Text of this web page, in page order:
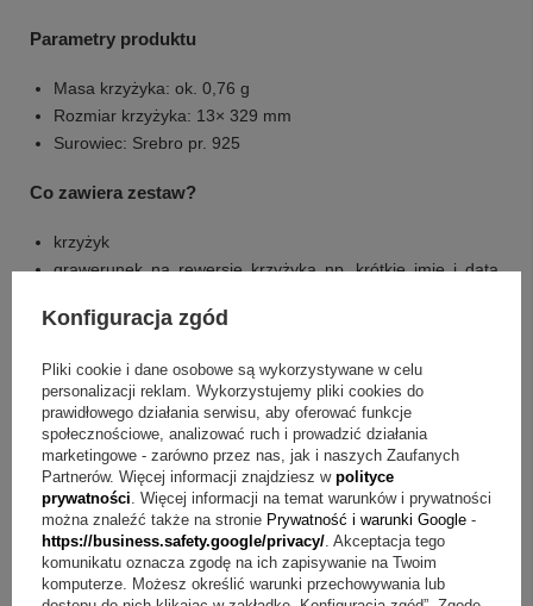
Parametry produktu
Masa krzyżyka: ok. 0,76 g
Rozmiar krzyżyka: 13× 329 mm
Surowiec: Srebro pr. 925
Co zawiera zestaw?
krzyżyk
grawerunek na rewersie krzyżyka np. krótkie imię i data,
tabliczka wewnątrz pudełeczka, ze spersonalizowaną
z naszych przykładowych projektów)
ozdobne pudełeczko w kolorze granatowym z szarą
wstążką
Pytania i odpowiedzi o krzyżyku z grawerem
Pytanie:Jak wygląda personalizacja krzyżyka?
Odpowiedź:Personalizacja wykonywana jest jako
grawerunek na rewersie krzyżyka.
Konfiguracja zgód
Pliki cookie i dane osobowe są wykorzystywane w celu
personalizacji reklam. Wykorzystujemy pliki cookies do
prawidłowego działania serwisu, aby oferować funkcje
społecznościowe, analizować ruch i prowadzić działania
marketingowe - zarówno przez nas, jak i naszych Zaufanych
Partnerów. Więcej informacji znajdziesz w polityce
prywatności . Więcej informacji na temat warunków i prywatności
można znaleźć także na stronie Prywatność i warunki Google -
https://business.safety.google/privacy/ . Akceptacja tego
komunikatu oznacza zgodę na ich zapisywanie na Twoim
komputerze. Możesz określić warunki przechowywania lub